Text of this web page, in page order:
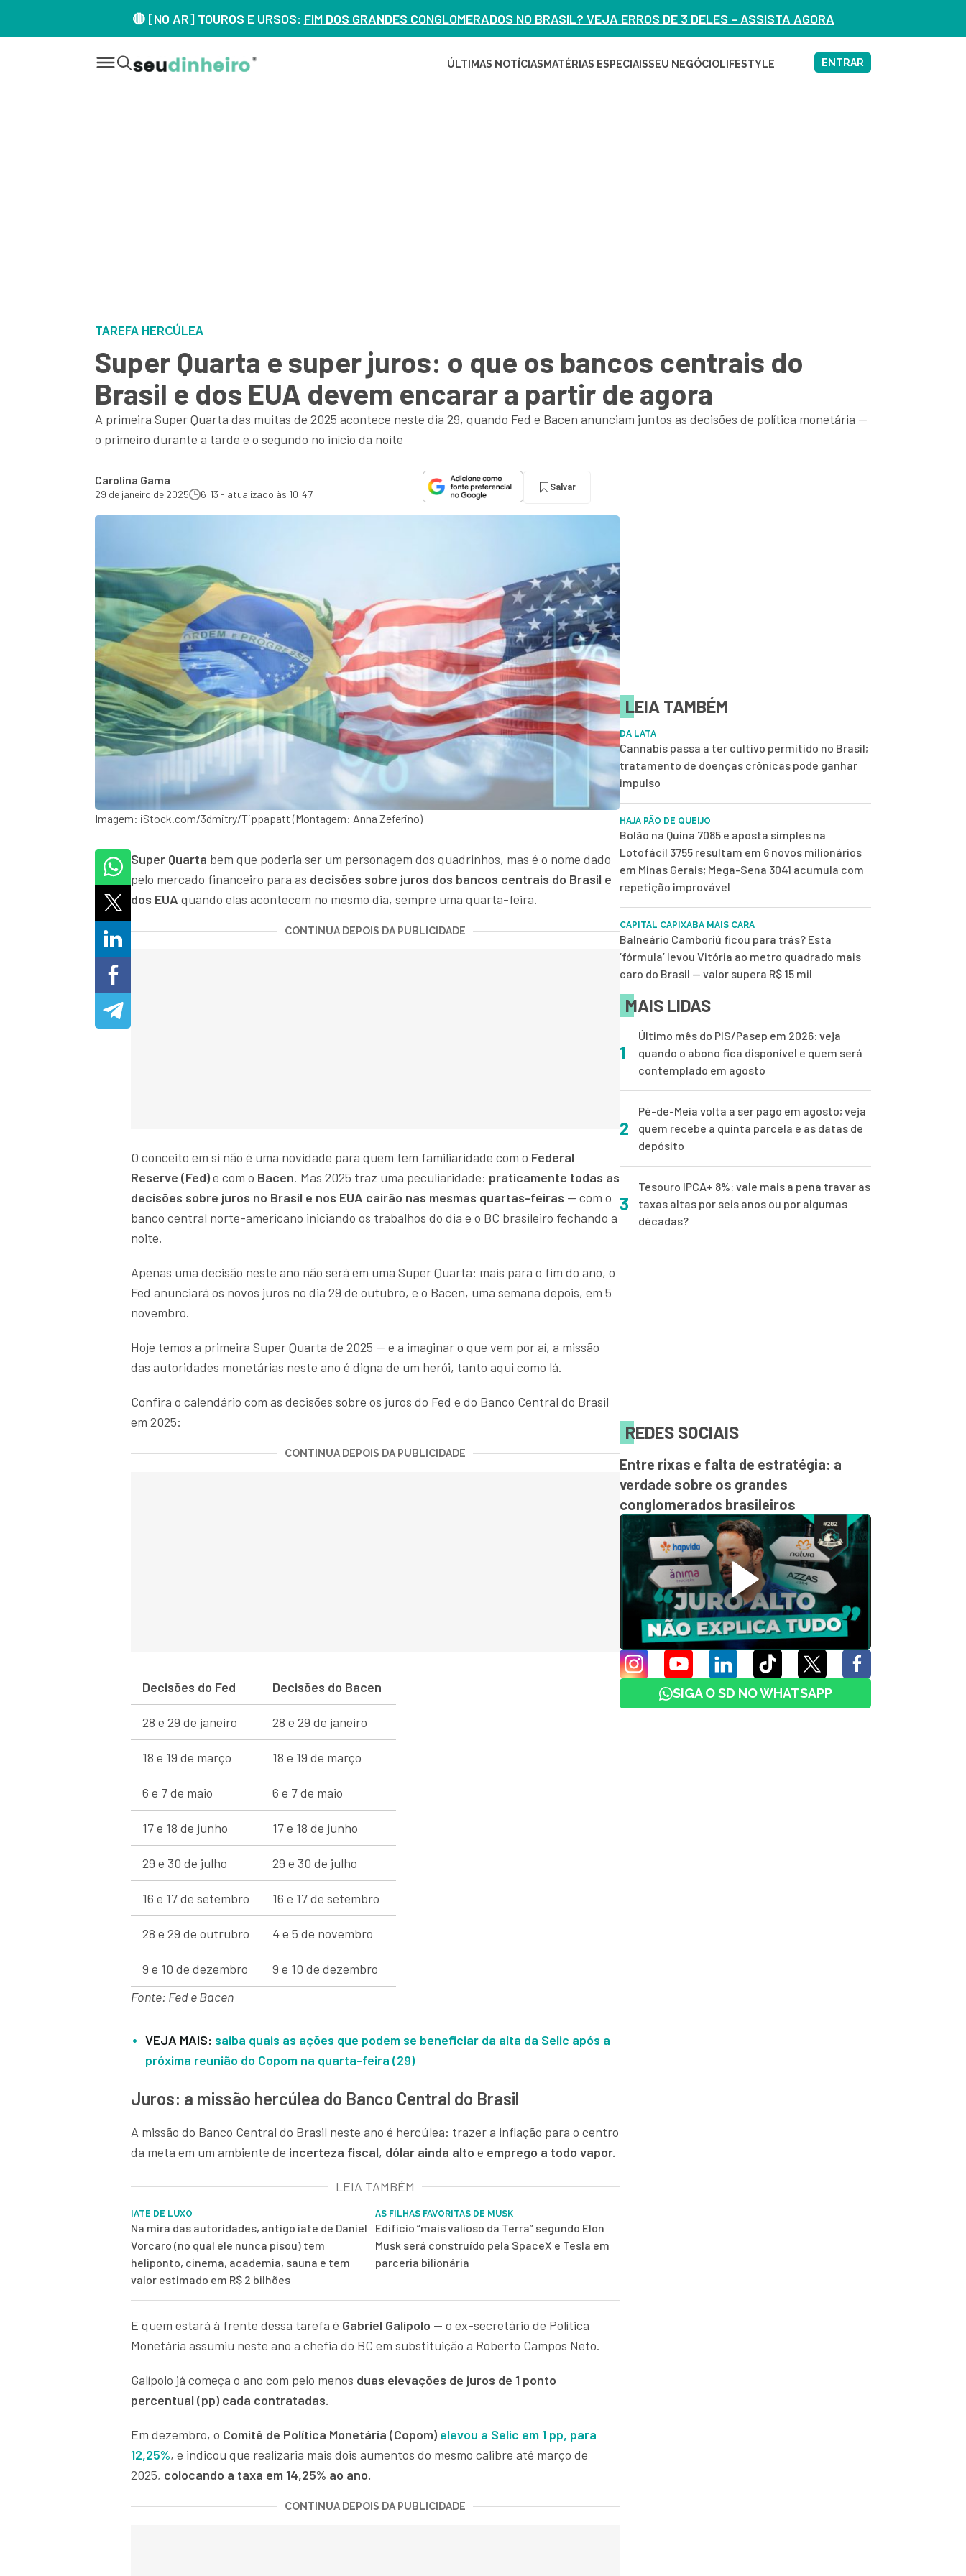
🔴 [NO AR] TOUROS E URSOS: FIM DOS GRANDES CONGLOMERADOS NO BRASIL? VEJA ERROS DE 3 DELES – ASSISTA AGORA
ÚLTIMAS NOTÍCIAS MATÉRIAS ESPECIAISSEU NEGÓCIOLIFESTYLE ENTRAR
TAREFA HERCÚLEA
Super Quarta e super juros: o que os bancos centrais do
Brasil e dos EUA devem encarar a partir de agora
A primeira Super Quarta das muitas de 2025 acontece neste dia 29, quando Fed e Bacen anunciam juntos as decisões de política monetária —
o primeiro durante a tarde e o segundo no início da noite
Carolina Gama
29 de janeiro de 2025 6:13 - atualizado às 10:47
Salvar
Imagem: iStock.com/3dmitry/Tippapatt (Montagem: Anna Zeferino)
Super Quarta bem que poderia ser um personagem dos quadrinhos, mas é o nome dado
pelo mercado financeiro para as decisões sobre juros dos bancos centrais do Brasil e
dos EUA quando elas acontecem no mesmo dia, sempre uma quarta-feira.
CONTINUA DEPOIS DA PUBLICIDADE
O conceito em si não é uma novidade para quem tem familiaridade com o Federal
Reserve (Fed)e com o Bacen. Mas 2025 traz uma peculiaridade: praticamente todas as
decisões sobre juros no Brasil e nos EUA cairão nas mesmas quartas-feiras — com o
banco central norte-americano iniciando os trabalhos do dia e o BC brasileiro fechando a
noite.
Apenas uma decisão neste ano não será em uma Super Quarta: mais para o fim do ano, o
Fed anunciará os novos juros no dia 29 de outubro, e o Bacen, uma semana depois, em 5
novembro.
Hoje temos a primeira Super Quarta de 2025 — e a imaginar o que vem por aí, a missão
das autoridades monetárias neste ano é digna de um herói, tanto aqui como lá.
Confira o calendário com as decisões sobre os juros do Fed e do Banco Central do Brasil
em 2025:
CONTINUA DEPOIS DA PUBLICIDADE
Decisões do Fed Decisões do Bacen
28 e 29 de janeiro 28 e 29 de janeiro
18 e 19 de março 18 e 19 de março
6 e 7 de maio 6 e 7 de maio
17 e 18 de junho 17 e 18 de junho
29 e 30 de julho 29 e 30 de julho
16 e 17 de setembro 16 e 17 de setembro
28 e 29 de outrubro 4 e 5 de novembro
9 e 10 de dezembro
9 e 10 de dezembro
Fonte: Fed e Bacen
VEJA MAIS: saiba quais as ações que podem se beneficiar da alta da Selic após a
próxima reunião do Copom na quarta-feira (29)
Juros: a missão hercúlea do Banco Central do Brasil
A missão do Banco Central do Brasil neste ano é hercúlea: trazer a inflação para o centro
da meta em um ambiente de incerteza fiscal, dólar ainda alto e emprego a todo vapor.
LEIA TAMBÉM
IATE DE LUXO
Na mira das autoridades, antigo iate de Daniel
Vorcaro (no qual ele nunca pisou) tem
heliponto, cinema, academia, sauna e tem
valor estimado em R$ 2 bilhões
AS FILHAS FAVORITAS DE MUSK
Edifício “mais valioso da Terra” segundo Elon
Musk será construído pela SpaceX e Tesla em
parceria bilionária
E quem estará à frente dessa tarefa é Gabriel Galípolo — o ex-secretário de Política
Monetária assumiu neste ano a chefia do BC em substituição a Roberto Campos Neto.
Galípolo já começa o ano com pelo menos duas elevações de juros de 1 ponto
percentual (pp) cada contratadas.
Em dezembro, o Comitê de Política Monetária (Copom) elevou a Selic em 1 pp, para
12,25%, e indicou que realizaria mais dois aumentos do mesmo calibre até março de
2025, colocando a taxa em 14,25% ao ano.
CONTINUA DEPOIS DA PUBLICIDADE
LEIA TAMBÉM
DA LATA
Cannabis passa a ter cultivo permitido no Brasil;
tratamento de doenças crônicas pode ganhar
impulso
HAJA PÃO DE QUEIJO
Bolão na Quina 7085 e aposta simples na
Lotofácil 3755 resultam em 6 novos milionários
em Minas Gerais; Mega-Sena 3041 acumula com
repetição improvável
CAPITAL CAPIXABA MAIS CARA
Balneário Camboriú ficou para trás? Esta
‘fórmula’ levou Vitória ao metro quadrado mais
caro do Brasil — valor supera R$ 15 mil
MAIS LIDAS
1
Último mês do PIS/Pasep em 2026: veja
quando o abono fica disponível e quem será
contemplado em agosto
2
Pé-de-Meia volta a ser pago em agosto; veja
quem recebe a quinta parcela e as datas de
depósito
3
Tesouro IPCA+ 8%: vale mais a pena travar as
taxas altas por seis anos ou por algumas
décadas?
REDES SOCIAIS
Entre rixas e falta de estratégia: a
verdade sobre os grandes
conglomerados brasileiros
SIGA O SD NO WHATSAPP